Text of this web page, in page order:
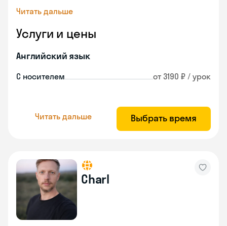
Читать дальше
Услуги и цены
Английский язык
С носителем от 3190 ₽ / урок
Читать дальше Выбрать время
Charl